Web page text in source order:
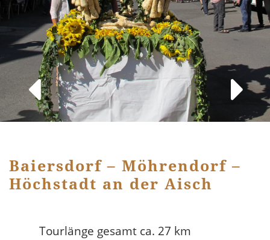
Baiersdorf – Möhrendorf –
Höchstadt an der Aisch
Tourlänge gesamt ca. 27 km